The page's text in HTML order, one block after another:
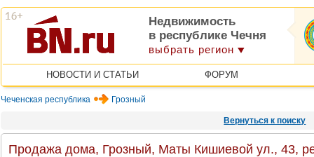
Недвижимость
в республике Чечня
выбрать регион
НОВОСТИ И СТАТЬИ ФОРУМ
Чеченская республика Грозный
Вернуться к поиску
Продажа дома, Грозный, Маты Кишиевой ул., 43,